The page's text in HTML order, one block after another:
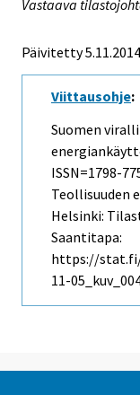
Vastaava
Päivitetty 5.11.2014
Viittausohje:
Suomen
ISSN=1798-
Teollisuuden
Helsinki:
Saantitapa:
https://
11-